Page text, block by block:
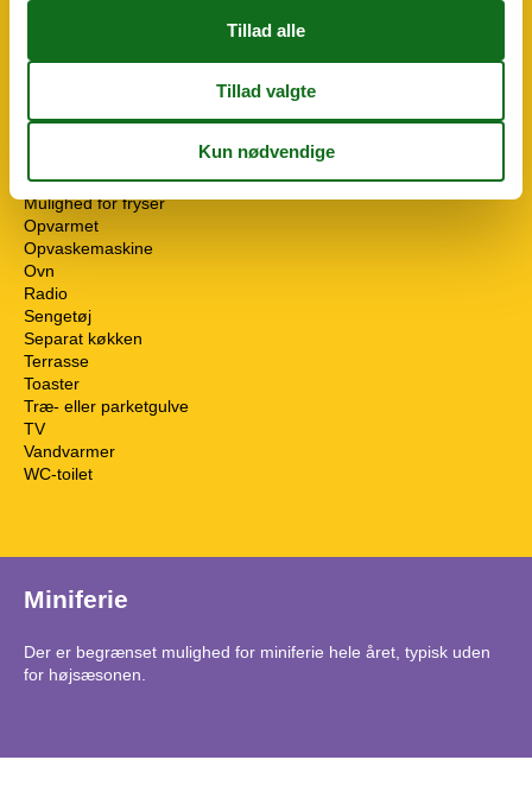
Håndklæder
Køleskab
Mulighed for fryser
Opvarmet
Opvaskemaskine
Ovn
Radio
Sengetøj
Separat køkken
Terrasse
Toaster
Træ- eller parketgulve
TV
Vandvarmer
WC-toilet
Miniferie
Der er begrænset mulighed for miniferie hele året, typisk uden
for højsæsonen.